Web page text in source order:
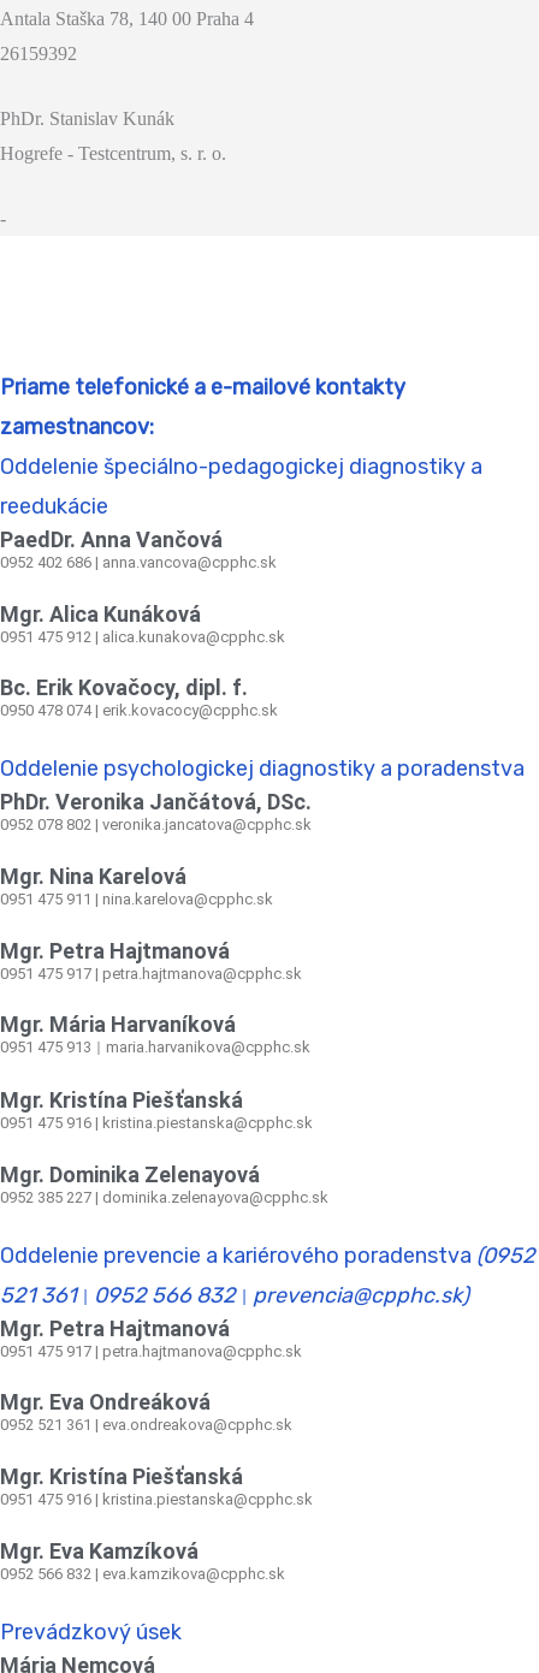
Antala Staška 78, 140 00 Praha 4
26159392
PhDr. Stanislav Kunák
Hogrefe - Testcentrum, s. r. o.
-
Priame telefonické a e-mailové kontakty
zamestnancov:
Oddelenie špeciálno-pedagogickej diagnostiky a
reedukácie
PaedDr. Anna Vančová
0952 402 686 | anna.vancova@cpphc.sk
Mgr. Alica Kunáková
0951 475 912 | alica.kunakova@cpphc.sk
Bc. Erik Kovačocy, dipl. f.
0950 478 074 | erik.kovacocy@cpphc.sk
Oddelenie psychologickej diagnostiky a poradenstva
PhDr. Veronika Jančátová, DSc.
0952 078 802 | veronika.jancatova@cpphc.sk
Mgr. Nina Karelová
0951 475 911 | nina.karelova@cpphc.sk
Mgr. Petra Hajtmanová
0951 475 917 | petra.hajtmanova@cpphc.sk
Mgr. Mária Harvaníková
0951 475 913 maria.harvanikova@cpphc.sk
Mgr. Kristína Piešťanská
0951 475 916 | kristina.piestanska@cpphc.sk
Mgr. Dominika Zelenayová
0952 385 227 | dominika.zelenayova@cpphc.sk
Oddelenie prevencie a kariérového poradenstva (0952
521 361
0952 566 832 prevencia@cpphc.sk)
Mgr. Petra Hajtmanová
0951 475 917 | petra.hajtmanova@cpphc.sk
Mgr. Eva Ondreáková
0952 521 361 | eva.ondreakova@cpphc.sk
Mgr. Kristína Piešťanská
0951 475 916 | kristina.piestanska@cpphc.sk
Mgr. Eva Kamzíková
0952 566 832 | eva.kamzikova@cpphc.sk
Prevádzkový úsek
Mária Nemcová